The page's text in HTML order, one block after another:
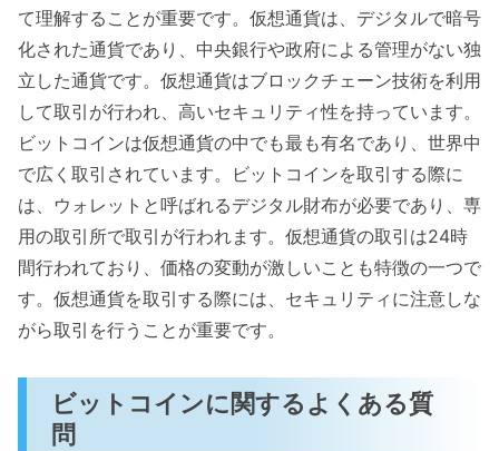
て理解することが重要です。仮想通貨は、デジタルで暗号
化された通貨であり、中央銀行や政府による管理がない独
立した通貨です。仮想通貨はブロックチェーン技術を利用
して取引が行われ、高いセキュリティ性を持っています。
ビットコインは仮想通貨の中でも最も有名であり、世界中
で広く取引されています。ビットコインを取引する際に
は、ウォレットと呼ばれるデジタル財布が必要であり、専
用の取引所で取引が行われます。仮想通貨の取引は24時
間行われており、価格の変動が激しいことも特徴の一つで
す。仮想通貨を取引する際には、セキュリティに注意しな
がら取引を行うことが重要です。
ビットコインに関するよくある質
問